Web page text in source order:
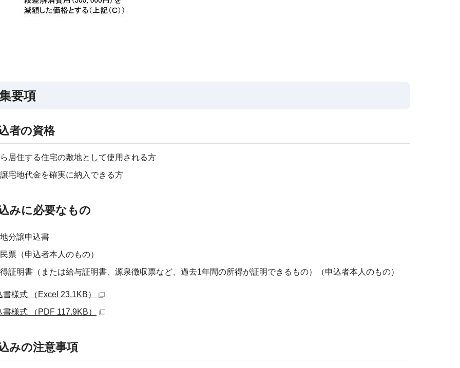
要項
者の資格
居住する住宅の敷地として使用される方
宅地代金を確実に納入できる方
みに必要なもの
分譲申込書
票（申込者本人のもの）
証明書（または給与証明書、源泉徴収票など、過去1年間の所得が証明できるもの）（申込者本人のもの）
書様式 （Excel 23.1KB）
書様式 （PDF 117.9KB）
みの注意事項